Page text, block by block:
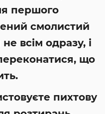
першого
смолистий
всім одразу, і
що
пихтову